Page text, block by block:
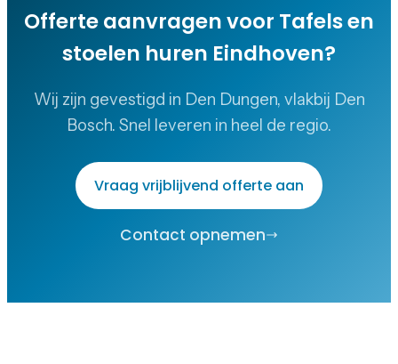
Offerte aanvragen voor Tafels en
stoelen huren Eindhoven?
Wij zijn gevestigd in Den Dungen, vlakbij Den
Bosch. Snel leveren in heel de regio.
Vraag vrijblijvend offerte aan
Contact opnemen